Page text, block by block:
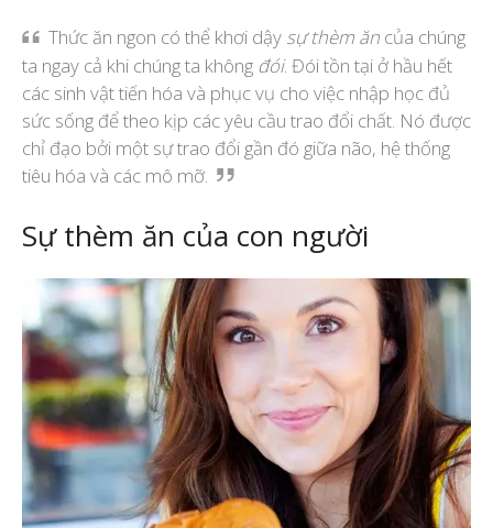
Thức ăn ngon có thể khơi dậy sự thèm ăn của chúng
ta ngay cả khi chúng ta không đói. Đói tồn tại ở hầu hết
các sinh vật tiến hóa và phục vụ cho việc nhập học đủ
sức sống để theo kịp các yêu cầu trao đổi chất. Nó được
chỉ đạo bởi một sự trao đổi gần đó giữa não, hệ thống
tiêu hóa và các mô mỡ.
Sự thèm ăn của con người